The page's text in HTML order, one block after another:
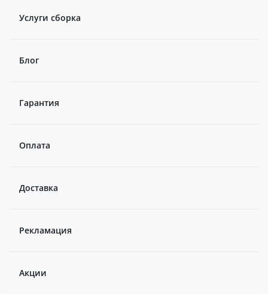
Услуги сборка
Блог
Гарантия
Оплата
Доставка
Рекламация
Акции